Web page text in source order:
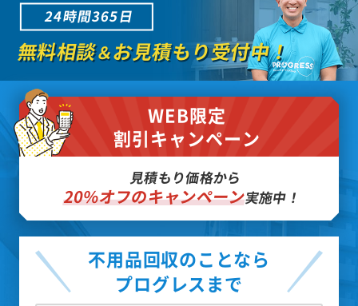
24時間365日
無料相談＆お見積もり受付中！
WEB限定
割引キャンペーン
見積もり価格から
20%オフのキャンペーン実施中！
不用品回収のことなら
プログレスまで